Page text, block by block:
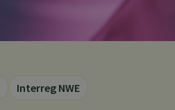
Interreg NWE